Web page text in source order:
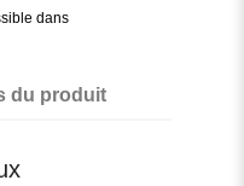
dans
du produit